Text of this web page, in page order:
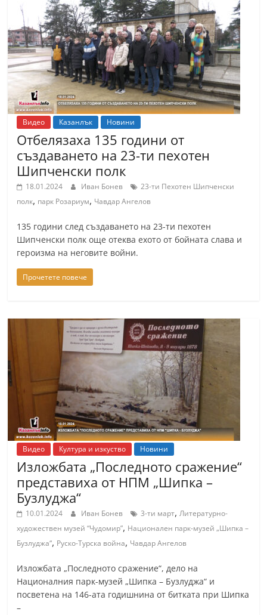
g
a
l
e
r
y
-
k
a
z
a
n
l
a
k
.
m
Видео Казанлък Новини
Отбелязаха 135 години от
създаването на 23-ти пехотен
Шипченски полк
18.01.2024 Иван Бонев
23-ти Пехотен Шипченски
полк, парк Розариум, Чавдар Ангелов
135 години след създаването на 23-ти пехотен
Шипченски полк още отеква ехото от бойната слава и
героизма на неговите войни.
Прочетете повече
Видео Култура и изкуство Новини
Изложбата „Последното сражение“
представиха от НПМ „Шипка –
Бузлуджа“
10.01.2024 Иван Бонев 3-ти март,Литературно-
художествен музей “Чудомир”, Национален парк-музей „Шипка –
Бузлуджа“, Руско-Турска война, Чавдар Ангелов
Изложбата „Последното сражение“, дело на
Националния парк-музей „Шипка – Бузлуджа“ и
посветена на 146-ата годишнина от битката при Шипка
–